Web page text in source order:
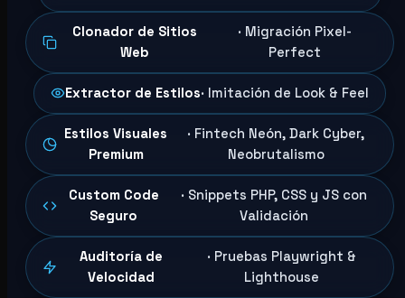
Clonador de Sitios
Web
· Migración Pixel-
Perfect
Extractor de Estilos· Imitación de Look & Feel
Estilos Visuales
Premium
· Fintech Neón, Dark Cyber,
Neobrutalismo
Custom Code
Seguro
· Snippets PHP, CSS y JS con
Validación
Auditoría de
Velocidad
· Pruebas Playwright &
Lighthouse